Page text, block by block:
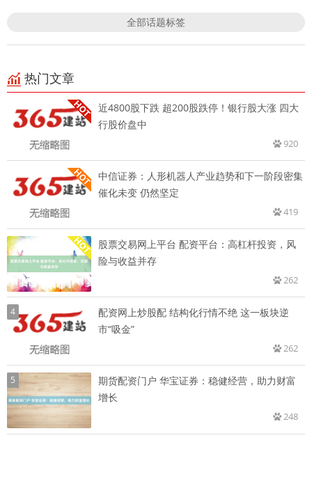
全部话题标签
热门文章
近4800股下跌 超200股跌停！银行股大涨 四大
行股价盘中
920
中信证券：人形机器人产业趋势和下一阶段密集
催化未变 仍然坚定
419
股票交易网上平台 配资平台：高杠杆投资，风
险与收益并存
262
4
配资网上炒股配 结构化行情不绝 这一板块逆
市“吸金”
262
5
期货配资门户 华宝证券：稳健经营，助力财富
增长
248